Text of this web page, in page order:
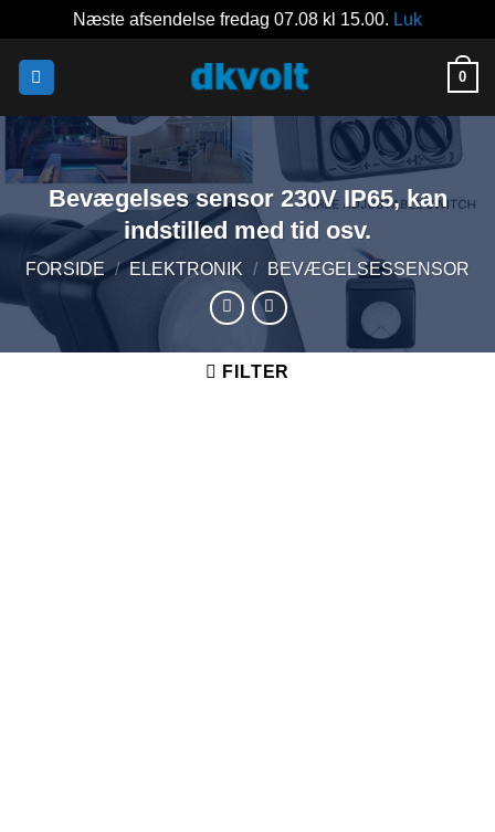
Næste afsendelse fredag 07.08 kl 15.00. Luk
0
Bevægelses sensor 230V IP65, kan
indstilled med tid osv.
FORSIDE / ELEKTRONIK / BEVÆGELSESSENSOR
FILTER